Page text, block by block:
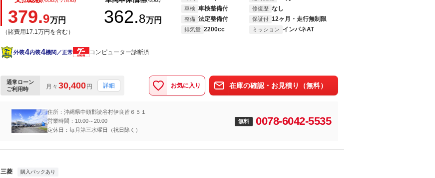
379.9万円
（諸費用17.1万円を含む）
362.8万円
車検 車検整備付 修復歴 なし
整備 法定整備付 保証付 12ヶ月・走行無制限
排気量 2200cc ミッション インパネAT
外装4内装4機関／正常 コンピューター診断済
通常ローン
ご利用時
月々 30,400円 詳細 お気に入り 在庫の確認・お見積り（無料）
住所：沖縄県中頭郡読谷村伊良皆６５１
営業時間：10:00～20:00
定休日：毎月第三水曜日（祝日除く）
無料 0078-6042-5535
三菱 購入パックあり